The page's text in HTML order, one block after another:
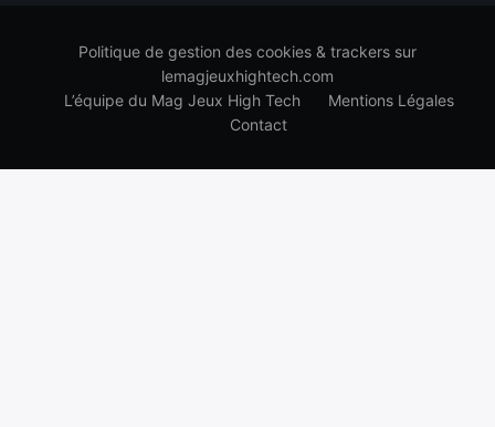
Politique de gestion des cookies & trackers sur
lemagjeuxhightech.com
L’équipe du Mag Jeux High Tech
Mentions Légales
Contact